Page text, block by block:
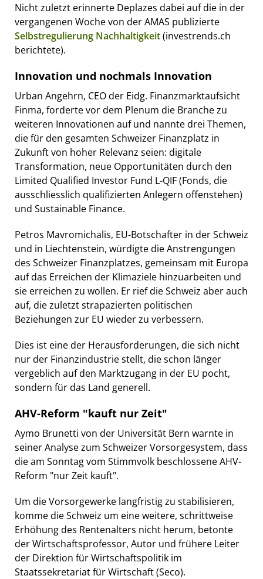
Nicht zuletzt erinnerte Deplazes dabei auf die in der
vergangenen Woche von der AMAS publizierte
Selbstregulierung Nachhaltigkeit(investrends.ch
berichtete).
Innovation und nochmals Innovation
Urban Angehrn, CEO der Eidg. Finanzmarktaufsicht
Finma, forderte vor dem Plenum die Branche zu
weiteren Innovationen auf und nannte drei Themen,
die für den gesamten Schweizer Finanzplatz in
Zukunft von hoher Relevanz seien: digitale
Transformation, neue Opportunitäten durch den
Limited Qualified Investor Fund L-QIF (Fonds, die
ausschliesslich qualifizierten Anlegern offenstehen)
und Sustainable Finance.
Petros Mavromichalis, EU-Botschafter in der Schweiz
und in Liechtenstein, würdigte die Anstrengungen
des Schweizer Finanzplatzes, gemeinsam mit Europa
auf das Erreichen der Klimaziele hinzuarbeiten und
sie erreichen zu wollen. Er rief die Schweiz aber auch
auf, die zuletzt strapazierten politischen
Beziehungen zur EU wieder zu verbessern.
Dies ist eine der Herausforderungen, die sich nicht
nur der Finanzindustrie stellt, die schon länger
vergeblich auf den Marktzugang in der EU pocht,
sondern für das Land generell.
AHV-Reform "kauft nur Zeit"
Aymo Brunetti von der Universität Bern warnte in
seiner Analyse zum Schweizer Vorsorgesystem, dass
die am Sonntag vom Stimmvolk beschlossene AHV-
Reform "nur Zeit kauft".
Um die Vorsorgewerke langfristig zu stabilisieren,
komme die Schweiz um eine weitere, schrittweise
Erhöhung des Rentenalters nicht herum, betonte
der Wirtschaftsprofessor, Autor und frühere Leiter
der Direktion für Wirtschaftspolitik im
Staatssekretariat für Wirtschaft (Seco).